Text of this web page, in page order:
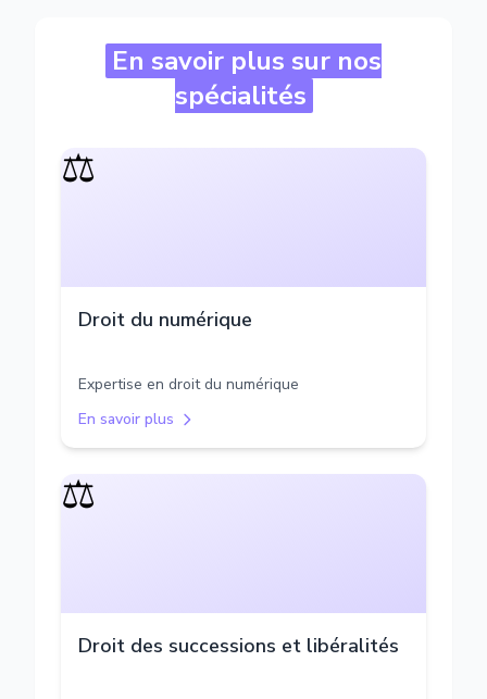
En savoir plus sur nos
spécialités
⚖️
Droit du numérique
Expertise en droit du numérique
En savoir plus
⚖️
Droit des successions et libéralités